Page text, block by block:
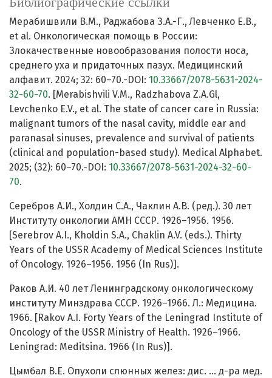
Мерабишвили В.М., Раджабова З.А.-Г., Левченко Е.В.,
et al. Онкологическая помощь в России:
Злокачественные новообразования полости носа,
среднего уха и придаточных пазух. Медицинский
алфавит. 2024; 32: 60–70.-DOI: 10.33667/2078-5631-2024-
32-60-70. [Merabishvili V.M., Radzhabova Z.A.Gl,
Levchenko E.V., et al. The state of cancer care in Russia:
malignant tumors of the nasal cavity, middle ear and
paranasal sinuses, prevalence and survival of patients
(clinical and population-based study). Medical Alphabet.
2025; (32): 60–70.-DOI: 10.33667/2078-5631-2024-32-60-
70.
Серебров А.И., Холдин С.А., Чаклин А.В. (ред.). 30 лет
Институту онкологии АМН СССР. 1926–1956. 1956.
[Serebrov A.I., Kholdin S.A., Chaklin A.V. (eds.). Thirty
Years of the USSR Academy of Medical Sciences Institute
of Oncology. 1926–1956. 1956 (In Rus)].
Раков А.И. 40 лет Ленинградскому онкологическому
институту Минздрава СССР. 1926–1966. Л.: Медицина.
1966. [Rakov A.I. Forty Years of the Leningrad Institute of
Oncology of the USSR Ministry of Health. 1926–1966.
Leningrad: Meditsina. 1966 (In Rus)].
Цымбал В.Е. Опухоли слюнных желез: дис. … д-ра мед.